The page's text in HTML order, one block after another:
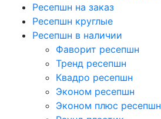
Ресепшн на заказ
Ресепшн круглые
Ресепшн в наличии
Фаворит ресепшн
Тренд ресепшн
Квадро ресепшн
Эконом ресепшн
Эконом плюс ресепшн